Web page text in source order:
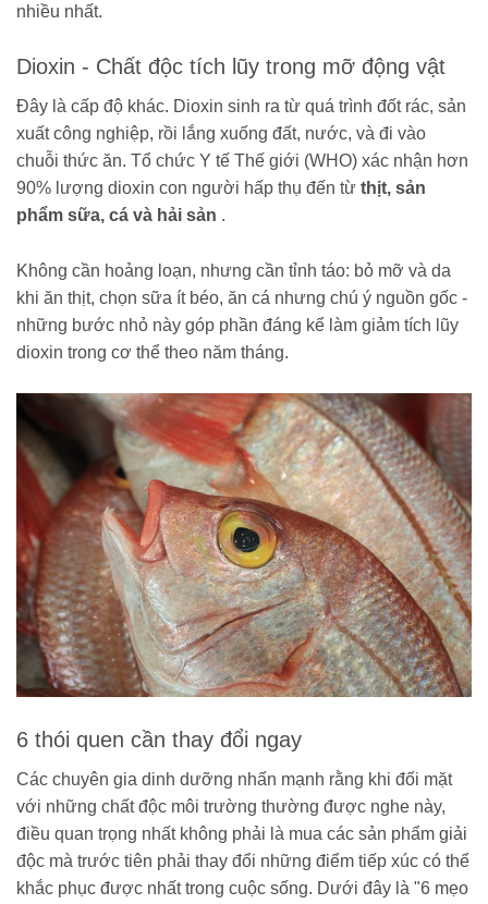
nhiều nhất.
Dioxin - Chất độc tích lũy trong mỡ động vật
Đây là cấp độ khác. Dioxin sinh ra từ quá trình đốt rác, sản
xuất công nghiệp, rồi lắng xuống đất, nước, và đi vào
chuỗi thức ăn. Tổ chức Y tế Thế giới (WHO) xác nhận hơn
90% lượng dioxin con người hấp thụ đến từ thịt, sản
phẩm sữa, cá và hải sản .
Không cần hoảng loạn, nhưng cần tỉnh táo: bỏ mỡ và da
khi ăn thịt, chọn sữa ít béo, ăn cá nhưng chú ý nguồn gốc -
những bước nhỏ này góp phần đáng kể làm giảm tích lũy
dioxin trong cơ thể theo năm tháng.
6 thói quen cần thay đổi ngay
Các chuyên gia dinh dưỡng nhấn mạnh rằng khi đối mặt
với những chất độc môi trường thường được nghe này,
điều quan trọng nhất không phải là mua các sản phẩm giải
độc mà trước tiên phải thay đổi những điểm tiếp xúc có thể
khắc phục được nhất trong cuộc sống. Dưới đây là "6 mẹo